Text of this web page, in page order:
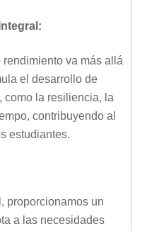
rendimiento va más allá
el desarrollo de
como la resiliencia, la
contribuyendo al
estudiantes.
proporcionamos un
a las necesidades